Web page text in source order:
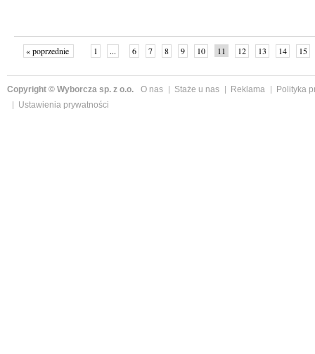
« poprzednie 1 ... 6 7 8 9 10 11 12 13 14 15
Copyright © Wyborcza sp. z o.o. O nas Staże u nas Reklama
Polityka
Ustawienia prywatności